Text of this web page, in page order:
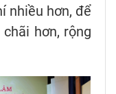
nhiều hơn, để
hơn, rộng